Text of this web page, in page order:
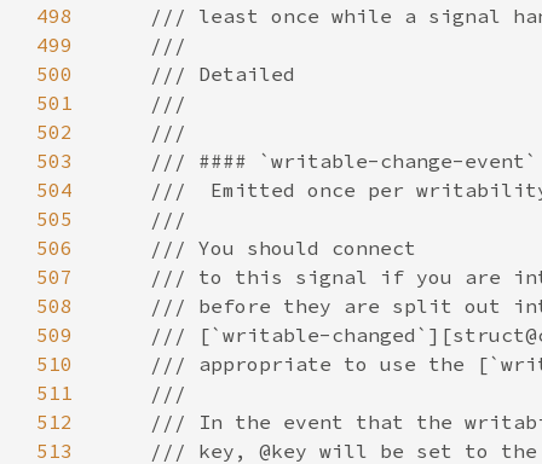
498
499
500
501
502
503
504
505
506
507
508
509
510
511
512
513